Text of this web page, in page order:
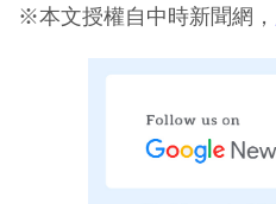
※本文授權自中時新聞網，